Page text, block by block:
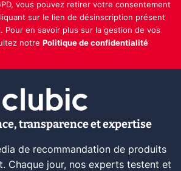
vous pouvez retirer votre consentement
sur le lien de désinscription présent
Pour en savoir plus sur la gestion de vos
notre Politique de confidentialité
transparence et expertise
de recommandation de produits
Chaque jour, nos experts testent et